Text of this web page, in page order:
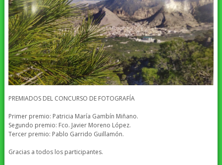
PREMIADOS DEL CONCURSO DE FOTOGRAFÍA
Primer premio: Patricia María Gambín Miñano.
Segundo premio: Fco. Javier Moreno López.
Tercer premio: Pablo Garrido Guillamón.
Gracias a todos los participantes.